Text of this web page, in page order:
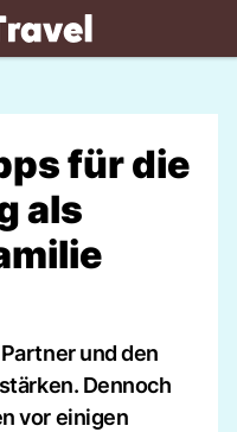
für die
als
und den
Dennoch
vor einigen